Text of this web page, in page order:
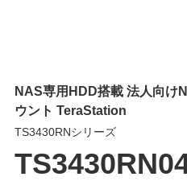
NAS専用HDD搭載 法人向け
ウント TeraStation
TS3430RNシリーズ